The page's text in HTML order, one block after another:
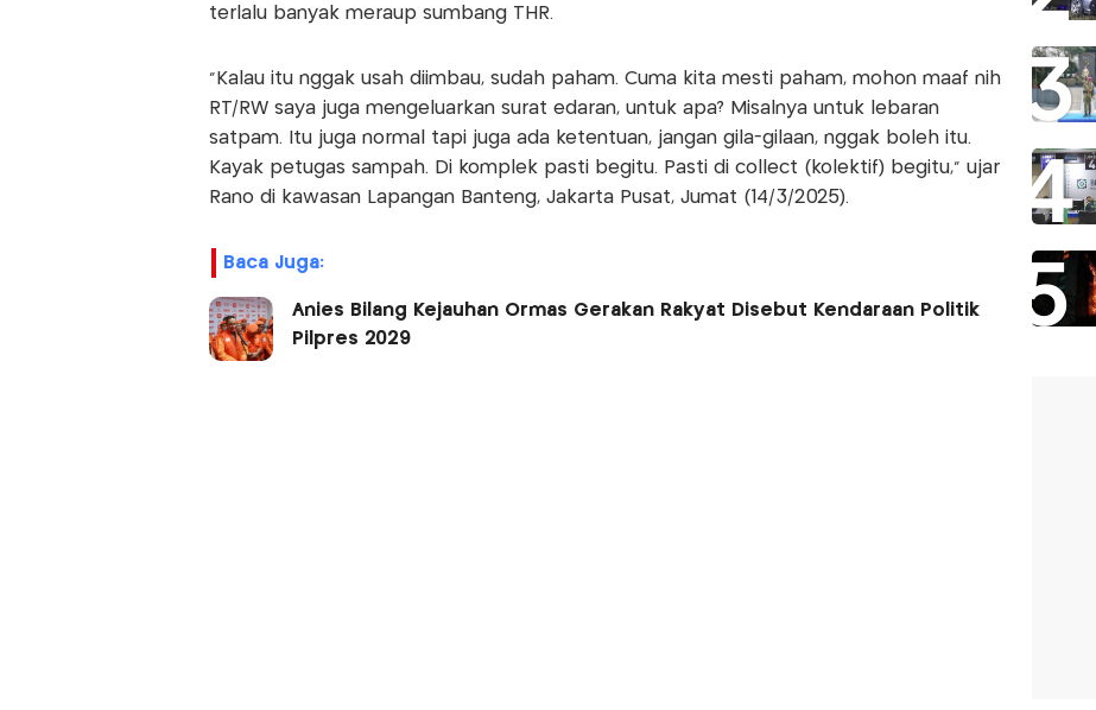
terlalu banyak meraup sumbang THR.
"Kalau itu nggak usah diimbau, sudah paham. Cuma kita mesti paham, mohon maaf nih
RT/RW saya juga mengeluarkan surat edaran, untuk apa? Misalnya untuk lebaran
satpam. Itu juga normal tapi juga ada ketentuan, jangan gila-gilaan, nggak boleh itu.
Kayak petugas sampah. Di komplek pasti begitu. Pasti di collect (kolektif) begitu," ujar
Rano di kawasan Lapangan Banteng, Jakarta Pusat, Jumat (14/3/2025).
Baca Juga:
Anies Bilang Kejauhan Ormas Gerakan Rakyat Disebut Kendaraan Politik
Pilpres 2029